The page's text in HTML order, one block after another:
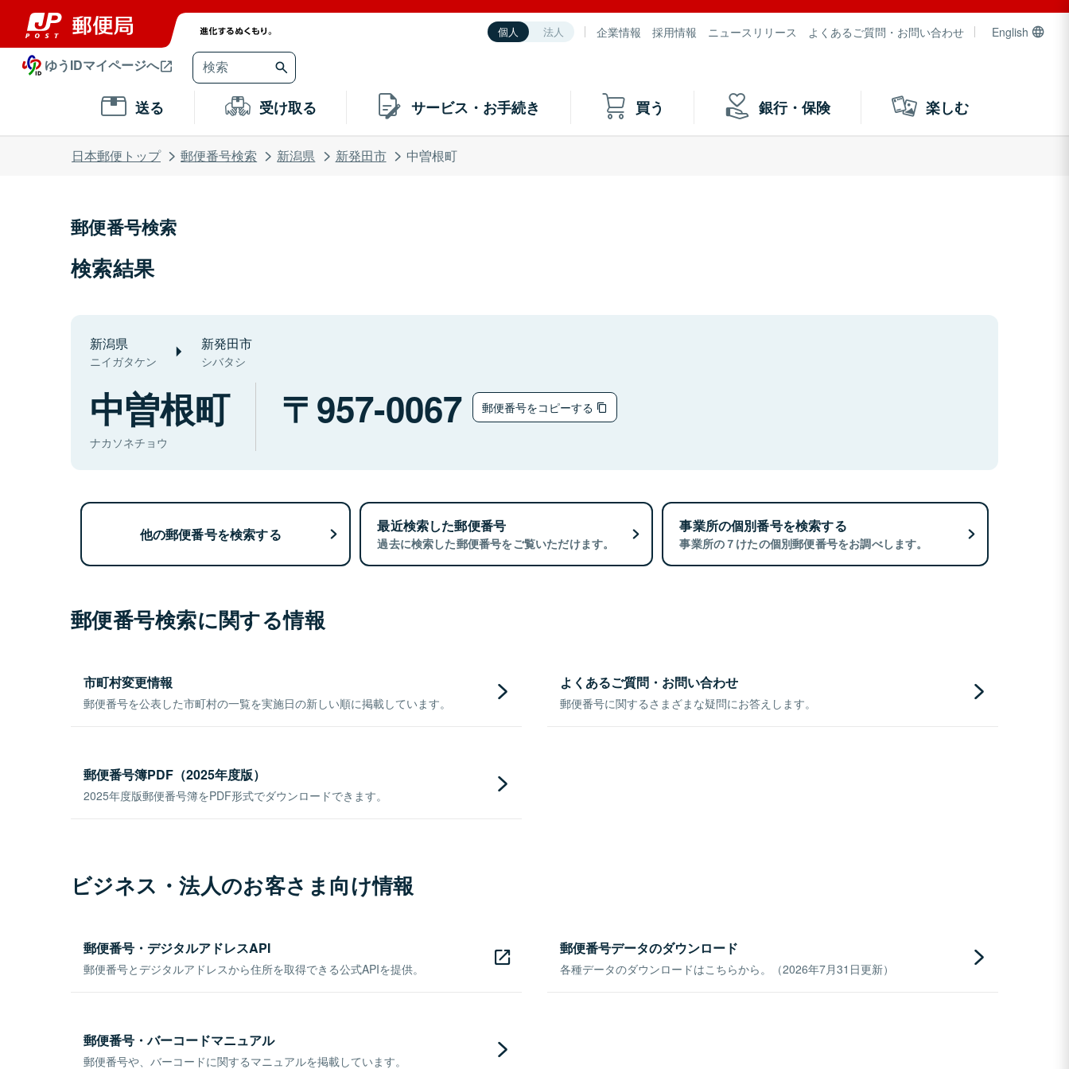
個人 法人 企業情報 採用情報 ニュースリリース よくあるご質問・お問い合わせ English
ゆうIDマイページへ
送る 受け取る サービス・お手続き 買う 銀行・保険 楽しむ
日本郵便トップ 郵便番号検索 新潟県 新発田市 中曽根町
郵便番号検索
検索結果
新潟県
ニイガタケン
新発田市
シバタシ
中曽根町
ナカソネチョウ
957-0067 郵便番号をコピーする
他の郵便番号を検索する 最近検索した郵便番号
過去に検索した郵便番号をご覧いただけます。
事業所の個別番号を検索する
事業所の７けたの個別郵便番号をお調べします。
郵便番号検索に関する情報
市町村変更情報
郵便番号を公表した市町村の一覧を実施日の新しい順に掲載しています。
よくあるご質問・お問い合わせ
郵便番号に関するさまざまな疑問にお答えします。
郵便番号簿PDF（2025年度版）
2025年度版郵便番号簿をPDF形式でダウンロードできます。
ビジネス・法人のお客さま向け情報
郵便番号・デジタルアドレスAPI
郵便番号とデジタルアドレスから住所を取得できる公式APIを提供。
郵便番号データのダウンロード
各種データのダウンロードはこちらから。（2026年7月31日更新）
郵便番号・バーコードマニュアル
郵便番号や、バーコードに関するマニュアルを掲載しています。